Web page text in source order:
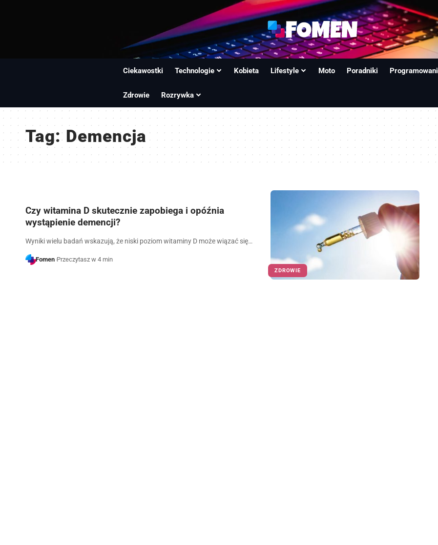
Ciekawostki Technologie Kobieta Lifestyle Moto Poradniki
Zdrowie Rozrywka
Tag:Demencja
ZDROWIE
Czy witamina D skutecznie zapobiega i opóźnia
wystąpienie demencji?
Wyniki wielu badań wskazują, że niski poziom witaminy D może wiązać się…
Fomen Przeczytasz w 4 min